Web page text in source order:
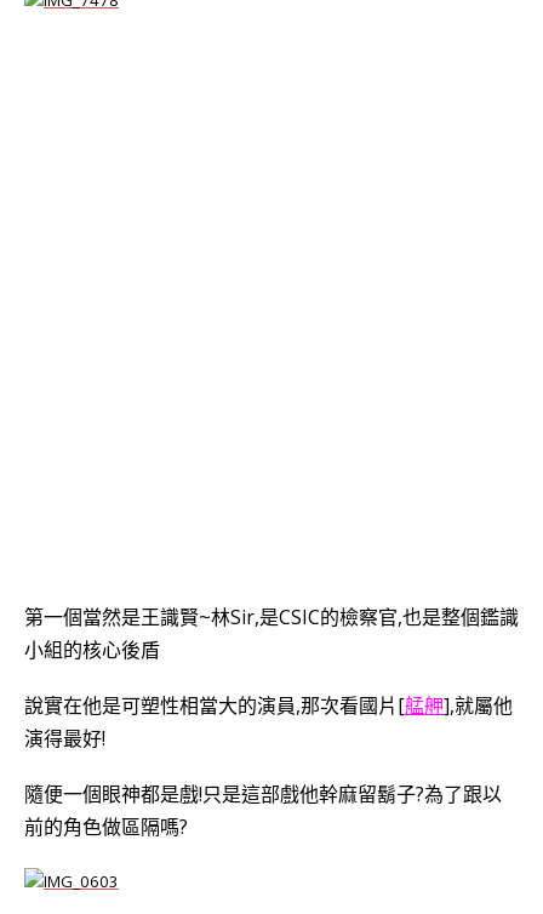
第一個當然是王識賢~林Sir,是CSIC的檢察官,也是整個鑑識
小組的核心後盾
說實在他是可塑性相當大的演員,那次看國片[艋舺],就屬他
演得最好!
隨便一個眼神都是戲!只是這部戲他幹麻留鬍子?為了跟以
前的角色做區隔嗎?